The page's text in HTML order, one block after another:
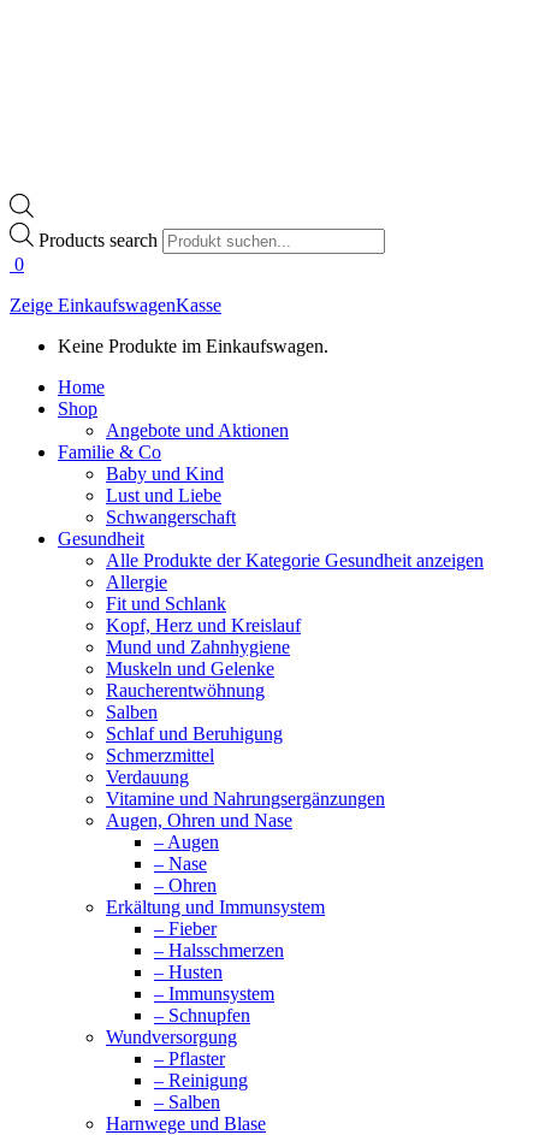
Products search
0
Zeige EinkaufswagenKasse
Keine Produkte im Einkaufswagen.
Home
Shop
Angebote und Aktionen
Familie & Co
Baby und Kind
Lust und Liebe
Schwangerschaft
Gesundheit
Alle Produkte der Kategorie Gesundheit anzeigen
Allergie
Fit und Schlank
Kopf, Herz und Kreislauf
Mund und Zahnhygiene
Muskeln und Gelenke
Raucherentwöhnung
Salben
Schlaf und Beruhigung
Schmerzmittel
Verdauung
Vitamine und Nahrungsergänzungen
Augen, Ohren und Nase
– Augen
– Nase
– Ohren
Erkältung und Immunsystem
– Fieber
– Halsschmerzen
– Husten
– Immunsystem
– Schnupfen
Wundversorgung
– Pflaster
– Reinigung
– Salben
Harnwege und Blase